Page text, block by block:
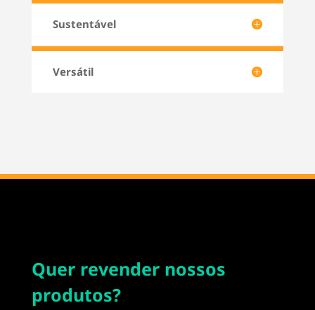
Sustentável
Versátil
Quer revender nossos
produtos?